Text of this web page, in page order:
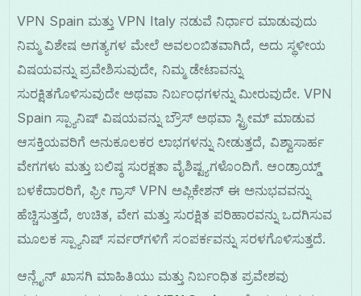
VPN Spain ಮತ್ತು VPN Italy ನಡುವೆ ನಿರ್ಧಾರ ಮಾಡುವುದು
ನಿಮ್ಮ ವಿಶೇಷ ಅಗತ್ಯಗಳ ಮೇಲೆ ಅವಲಂಬಿತವಾಗಿದೆ, ಅದು ಸ್ಥಳೀಯ
ವಿಷಯವನ್ನು ಪ್ರವೇಶಿಸುವುದೇ, ನಿಮ್ಮ ಡೇಟಾವನ್ನು
ಸುರಕ್ಷಿತಗೊಳಿಸುವುದೇ ಅಥವಾ ನಿರ್ಬಂಧಗಳನ್ನು ಮೀರುವುದೇ. VPN
Spain ಸ್ಪ್ಯಾನಿಷ್ ವಿಷಯವನ್ನು ಬ್ರೌಸ್ ಅಥವಾ ಸ್ಟ್ರೀಮ್ ಮಾಡುವ
ಆಸಕ್ತಿಯವರಿಗೆ ಅನುಕೂಲಕರ ಲಾಭಗಳನ್ನು ನೀಡುತ್ತದೆ, ವಿಶ್ವಾಸಾರ್ಹ
ವೇಗಗಳು ಮತ್ತು ಬಲಿಷ್ಠ ಸುರಕ್ಷತಾ ವೈಶಿಷ್ಟ್ಯಗಳೊಂದಿಗೆ. ಆಂಡ್ರಾಯ್ಡ್
ಬಳಕೆದಾರರಿಗೆ, ಫ್ರೀ ಗ್ರಾಸ್ VPN ಅಪ್ಲಿಕೇಶನ್ ಈ ಅನುಭವವನ್ನು
ಹೆಚ್ಚಿಸುತ್ತದೆ, ಉಚಿತ, ವೇಗ ಮತ್ತು ಸುರಕ್ಷಿತ ಪರಿಹಾರವನ್ನು ಒದಗಿಸುವ
ಮೂಲಕ ಸ್ಪ್ಯಾನಿಷ್ ಸರ್ವರ್‌ಗಳಿಗೆ ಸಂಪರ್ಕವನ್ನು ಸರಳಗೊಳಿಸುತ್ತದೆ.
ಆನ್ಲೈನ್ ಖಾಸಗಿ ಮಾಹಿತಿಯು ಮತ್ತು ನಿರ್ಬಂಧಿತ ಪ್ರವೇಶವು